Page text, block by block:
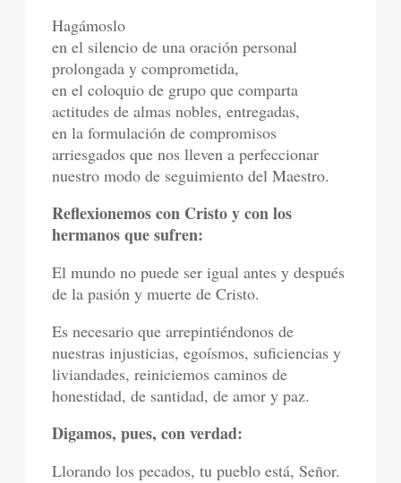
Hagámoslo
en el silencio de una oración personal
prolongada y comprometida,
en el coloquio de grupo que comparta
actitudes de almas nobles, entregadas,
en la formulación de compromisos
arriesgados que nos lleven a perfeccionar
nuestro modo de seguimiento del Maestro.
Reflexionemos con Cristo y con los
hermanos que sufren:
El mundo no puede ser igual antes y después
de la pasión y muerte de Cristo.
Es necesario que arrepintiéndonos de
nuestras injusticias, egoísmos, suficiencias y
liviandades, reiniciemos caminos de
honestidad, de santidad, de amor y paz.
Digamos, pues, con verdad:
Llorando los pecados, tu pueblo está, Señor.